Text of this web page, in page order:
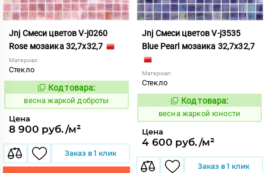
Jnj Смеси цветов V-j0260
Rose мозаика 32,7x32,7
Материал:
Стекло
97372
Код товара:
весна жаркой доброты
Цена
8 900 руб./м²
Заказ в 1 клик
Jnj Смеси цветов V-j3535
Blue Pearl мозаика 32,7x32,7
Материал:
Стекло
97373
Код товара:
весна жаркой юности
Цена
4 600 руб./м²
Заказ в 1 клик